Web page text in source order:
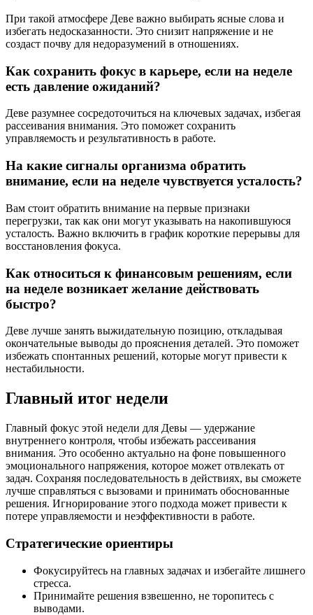
При такой атмосфере Деве важно выбирать ясные слова и
избегать недосказанности. Это снизит напряжение и не
создаст почву для недоразумений в отношениях.
Как сохранить фокус в карьере, если на неделе
есть давление ожиданий?
Деве разумнее сосредоточиться на ключевых задачах, избегая
рассеивания внимания. Это поможет сохранить
управляемость и результативность в работе.
На какие сигналы организма обратить
внимание, если на неделе чувствуется усталость?
Вам стоит обратить внимание на первые признаки
перегрузки, так как они могут указывать на накопившуюся
усталость. Важно включить в график короткие перерывы для
восстановления фокуса.
Как относиться к финансовым решениям, если
на неделе возникает желание действовать
быстро?
Деве лучше занять выжидательную позицию, откладывая
окончательные выводы до прояснения деталей. Это поможет
избежать спонтанных решений, которые могут привести к
нестабильности.
Главный итог недели
Главный фокус этой недели для Девы — удержание
внутреннего контроля, чтобы избежать рассеивания
внимания. Это особенно актуально на фоне повышенного
эмоционального напряжения, которое может отвлекать от
задач. Сохраняя последовательность в действиях, вы сможете
лучше справляться с вызовами и принимать обоснованные
решения. Игнорирование этого подхода может привести к
потере управляемости и неэффективности в работе.
Стратегические ориентиры
Фокусируйтесь на главных задачах и избегайте лишнего
стресса.
Принимайте решения взвешенно, не торопитесь с
выводами.